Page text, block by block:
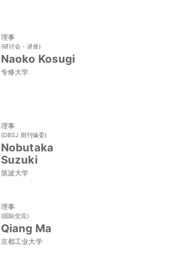
理事
(研讨会・讲座)
Naoko Kosugi
专修大学
理事
(DBSJ 期刊编委)
Nobutaka
Suzuki
筑波大学
理事
(国际交流)
Qiang Ma
京都工业大学